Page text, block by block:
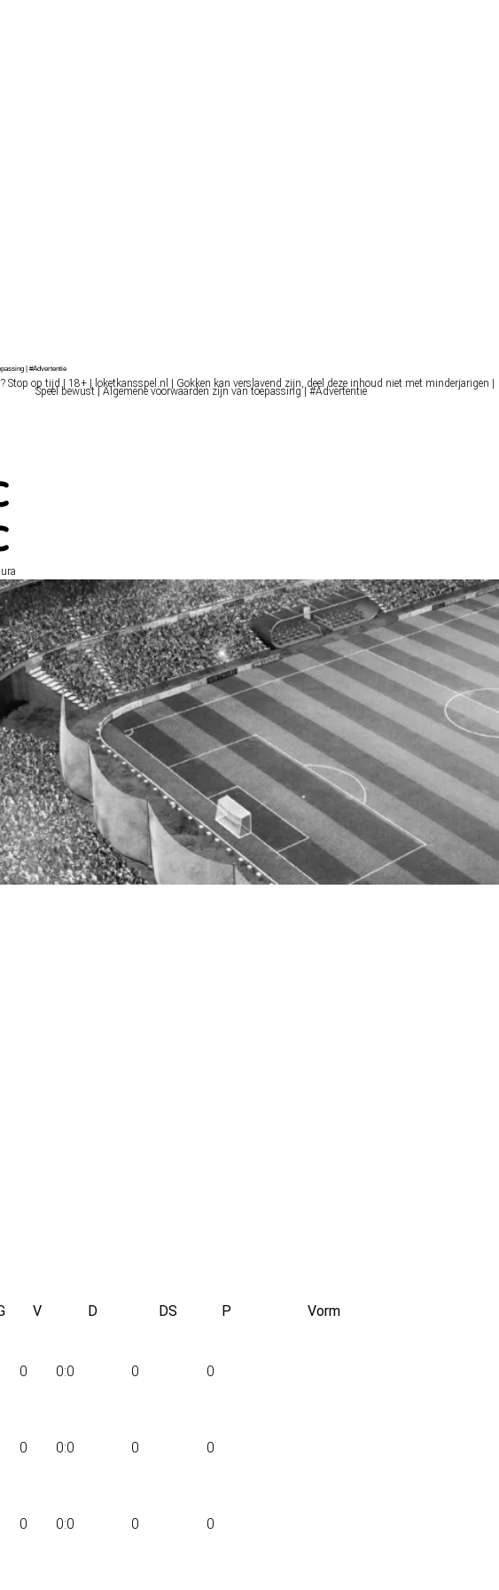
| #Advertentie
Stop op tijd | 18+ | loketkansspel.nl | Gokken kan verslavend zijn, deel deze inhoud niet met minderjarigen |
Speel bewust | Algemene voorwaarden zijn van toepassing | #Advertentie
V D DS P Vorm
0 0:0 0 0
0 0:0 0 0
0 0:0 0 0